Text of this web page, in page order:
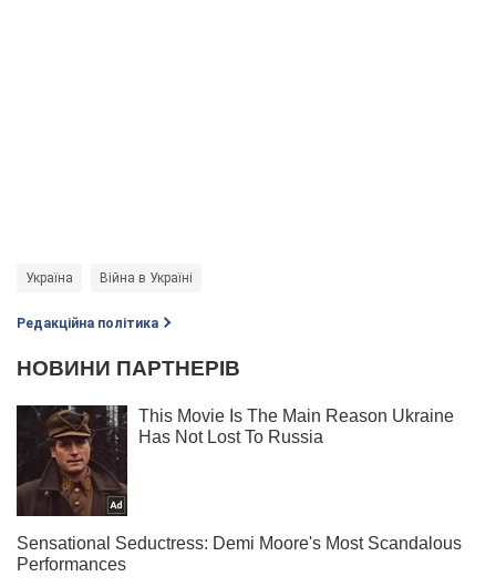
Україна Війна в Україні
Редакційна політика